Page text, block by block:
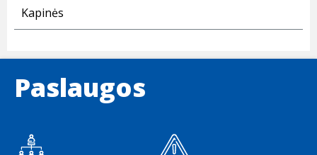
Kapinės
Paslaugos